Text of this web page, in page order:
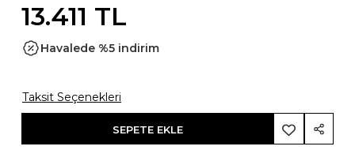
13.411 TL
Havalede %5 indirim
Taksit Seçenekleri
SEPETE EKLE